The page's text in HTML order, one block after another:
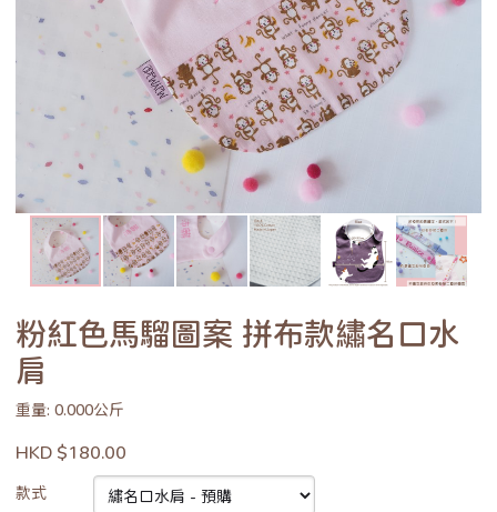
粉紅色馬騮圖案 拼布款繡名口水
肩
重量: 0.000公斤
HKD $180.00
款式